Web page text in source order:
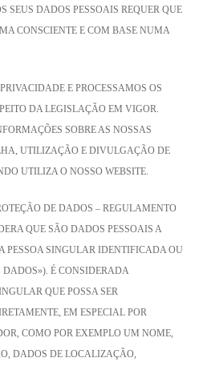
SEUS DADOS PESSOAIS REQUER QUE
CONSCIENTE E COM BASE NUMA
E PROCESSAMOS OS
DA LEGISLAÇÃO EM VIGOR.
SOBRE AS NOSSAS
UTILIZAÇÃO E DIVULGAÇÃO DE
UTILIZA O NOSSO WEBSITE.
DE DADOS – REGULAMENTO
QUE SÃO DADOS PESSOAIS A
PESSOA SINGULAR IDENTIFICADA OU
É CONSIDERADA
QUE POSSA SER
EM ESPECIAL POR
COMO POR EXEMPLO UM NOME,
DADOS DE LOCALIZAÇÃO,